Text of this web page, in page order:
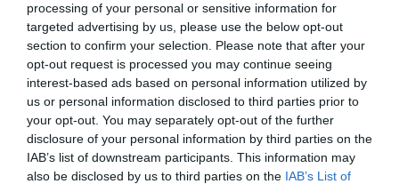
processing of your personal or sensitive information for
targeted advertising by us, please use the below opt-out
section to confirm your selection. Please note that after your
opt-out request is processed you may continue seeing
interest-based ads based on personal information utilized by
us or personal information disclosed to third parties prior to
your opt-out. You may separately opt-out of the further
disclosure of your personal information by third parties on the
IAB’s list of downstream participants. This information may
also be disclosed by us to third parties on the IAB’s List of